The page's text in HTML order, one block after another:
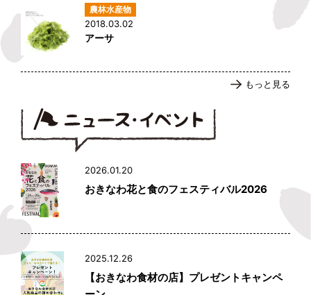
2018.03.02
アーサ
もっと見る
2026.01.20
おきなわ花と食のフェスティバル2026
2025.12.26
【おきなわ食材の店】プレゼントキャンペ